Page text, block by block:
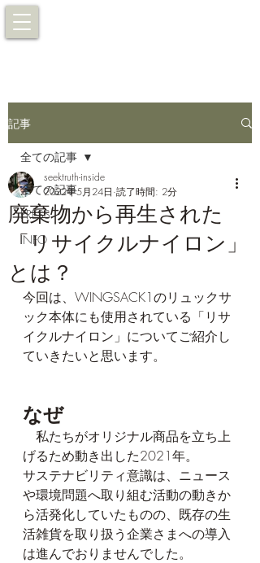
記事
全ての記事
PRESS
INFO
全ての記事
廃棄物から再生された
「リサイクルナイロン」
とは？
seektruth-inside
2022年5月24日 読了時間: 2分
今回は、WINGSACK1のリュックサ
ック本体にも使用されている「リサ
イクルナイロン」についてご紹介し
ていきたいと思います。
なぜ
私たちがオリジナル商品を立ち上
げるため動き出した2021年。
サステナビリティ意識は、ニュース
や環境問題へ取り組む活動の動きか
ら活発化していたものの、既存の生
活雑貨を取り扱う企業さまへの導入
は進んでおりませんでした。